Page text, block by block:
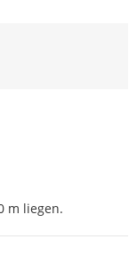
m liegen.